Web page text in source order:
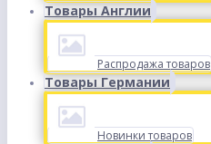
Товары Англии
Распродажа товаров
Товары Германии
Новинки товаров